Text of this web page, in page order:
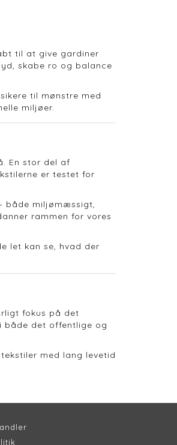
til at give gardiner
skabe ro og balance
til mønstre med
miljøer.
En stor del af
er testet for
både miljømæssigt,
rammen for vores
let kan se, hvad der
fokus på det
både det offentlige og
med lang levetid